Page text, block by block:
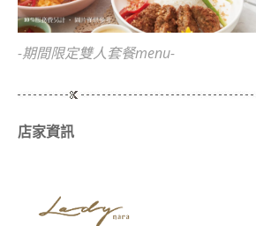
-期間限定雙人套餐menu-
店家資訊